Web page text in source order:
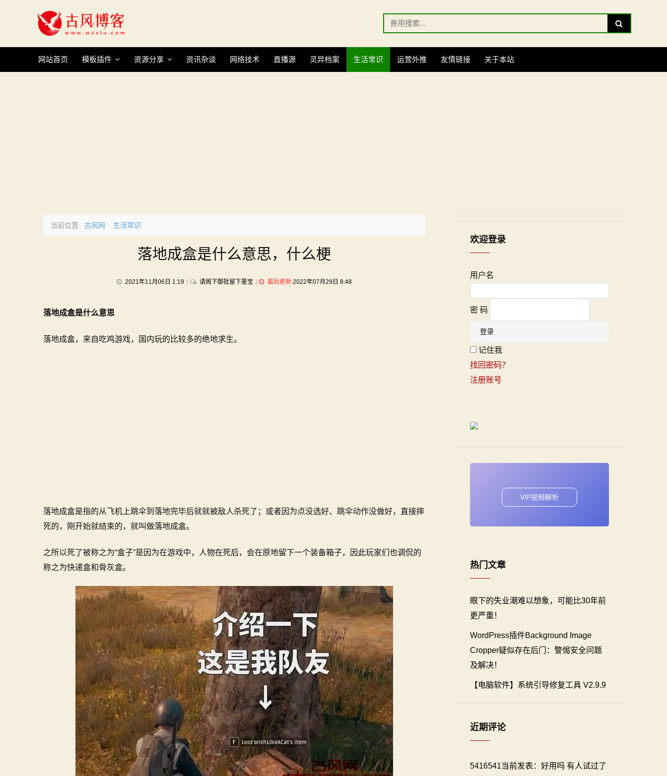
Search
for:
Search
网站首页 模板插件 资源分享 资讯杂谈 网络技术 直播源 灵异档案 生活常识 运营外推 友情链接 关于本站
当前位置: 古风网 > 生活常识
落地成盒是什么意思，什么梗
2021年11月06日 1:19 请阁下御批留下墨宝 on
最后更新:2022年07月29日 8:48
落地成盒是什么意思
落地成盒，来自吃鸡游戏，国内玩的比较多的绝地求生。
落地成盒是指的从飞机上跳伞到落地完毕后就就被敌人杀死了；或者因为点没选好、跳伞动作没做好，直接摔
死的，刚开始就结束的，就叫做落地成盒。
之所以死了被称之为“盒子”是因为在游戏中，人物在死后，会在原地留下一个装备箱子，因此玩家们也调侃的
称之为快递盒和骨灰盒。
欢迎登录
用户名
密 码
记住我
找回密码？
注册账号
VIP视频解析
热门文章
眼下的失业潮难以想象，可能比30年前
更严重！
WordPress插件Background Image
Cropper疑似存在后门：警惕安全问题
及解决！
【电脑软件】系统引导修复工具 V2.9.9
近期评论
5416541当前发表：好用吗 有人试过了